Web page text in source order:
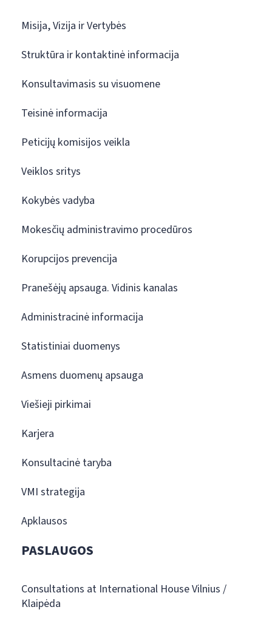
Misija, Vizija ir Vertybės
Struktūra ir kontaktinė informacija
Konsultavimasis su visuomene
Teisinė informacija
Peticijų komisijos veikla
Veiklos sritys
Kokybės vadyba
Mokesčių administravimo procedūros
Korupcijos prevencija
Pranešėjų apsauga. Vidinis kanalas
Administracinė informacija
Statistiniai duomenys
Asmens duomenų apsauga
Viešieji pirkimai
Karjera
Konsultacinė taryba
VMI strategija
Apklausos
PASLAUGOS
Consultations at International House Vilnius /
Klaipėda